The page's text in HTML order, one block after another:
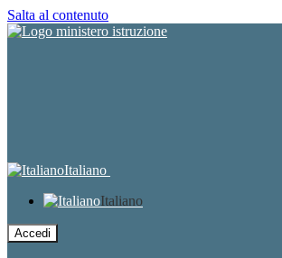
Salta al contenuto
Italiano
Italiano
Accedi